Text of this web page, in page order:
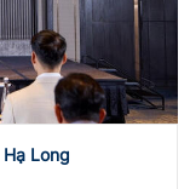
Long